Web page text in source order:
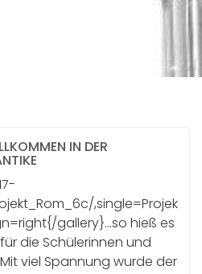
IN DER
,single=Projek
gallery}…so hieß es
die Schülerinnen und
viel Spannung wurde der